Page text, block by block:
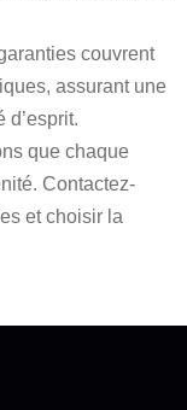
couvrent
assurant une
d’esprit.
que chaque
Contactez-
et choisir la